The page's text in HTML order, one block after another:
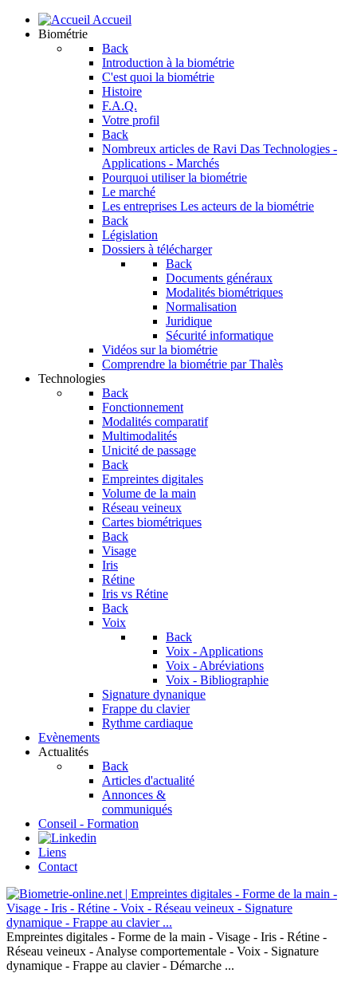
Accueil
Biométrie
Back
Introduction à la biométrie
C'est quoi la biométrie
Histoire
F.A.Q.
Votre profil
Back
Nombreux articles de Ravi Das Technologies -
Applications - Marchés
Pourquoi utiliser la biométrie
Le marché
Les entreprises Les acteurs de la biométrie
Back
Législation
Dossiers à télécharger
Back
Documents généraux
Modalités biométriques
Normalisation
Juridique
Sécurité informatique
Vidéos sur la biométrie
Comprendre la biométrie par Thalès
Technologies
Back
Fonctionnement
Modalités comparatif
Multimodalités
Unicité de passage
Back
Empreintes digitales
Volume de la main
Réseau veineux
Cartes biométriques
Back
Visage
Iris
Rétine
Iris vs Rétine
Back
Voix
Back
Voix - Applications
Voix - Abréviations
Voix - Bibliographie
Signature dynanique
Frappe du clavier
Rythme cardiaque
Evènements
Actualités
Back
Articles d'actualité
Annonces &
communiqués
Conseil - Formation
Liens
Contact
Empreintes digitales - Forme de la main - Visage - Iris - Rétine -
Réseau veineux - Analyse comportementale - Voix - Signature
dynamique - Frappe au clavier - Démarche ...